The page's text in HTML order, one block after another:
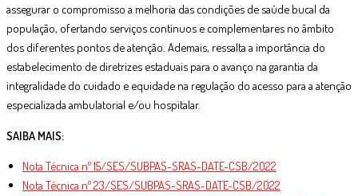
assegurar o compromisso a melhoria das condições de saúde bucal da
população, ofertando serviços contínuos e complementares no âmbito
dos diferentes pontos de atenção. Ademais, ressalta a importância do
estabelecimento de diretrizes estaduais para o avanço na garantia da
integralidade do cuidado e equidade na regulação do acesso para a atenção
especializada ambulatorial e/ou hospitalar.
SAIBA MAIS:
Nota Técnica nº 15/SES/SUBPAS-SRAS-DATE-CSB/2022
Nota Técnica nº 23/SES/SUBPAS-SRAS-DATE-CSB/2022